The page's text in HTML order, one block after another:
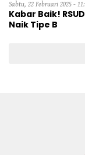
Sabtu, 22 Februari 2025 -
Kabar Baik!
Naik Tipe B